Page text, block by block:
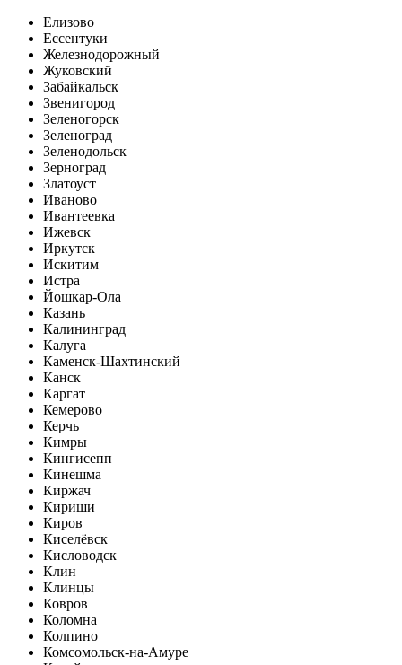
Елизово
Ессентуки
Железнодорожный
Жуковский
Забайкальск
Звенигород
Зеленогорск
Зеленоград
Зеленодольск
Зерноград
Златоуст
Иваново
Ивантеевка
Ижевск
Иркутск
Искитим
Истра
Йошкар-Ола
Казань
Калининград
Калуга
Каменск-Шахтинский
Канск
Каргат
Кемерово
Керчь
Кимры
Кингисепп
Кинешма
Киржач
Кириши
Киров
Киселёвск
Кисловодск
Клин
Клинцы
Ковров
Коломна
Колпино
Комсомольск-на-Амуре